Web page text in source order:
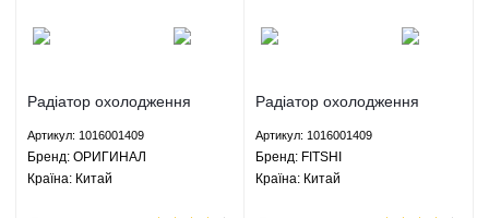
Радіатор охолодження
МКПП - 1016001409
ОРИГИНАЛ
Артикул: 1016001409
Брeнд: ОРИГИНАЛ
Країна: Китай
Радіатор охолодження
МКПП - 1016001409 FITSHI
Артикул: 1016001409
Брeнд: FITSHI
Країна: Китай